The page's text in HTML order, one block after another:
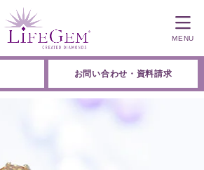
お問い合わせ・資料請求
MENU